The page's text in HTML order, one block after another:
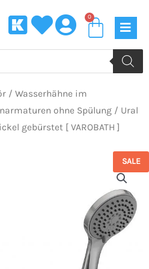
0
/ Wasserhähne im
ohne Spülung / Ural
gebürstet [ VAROBATH ]
SALE